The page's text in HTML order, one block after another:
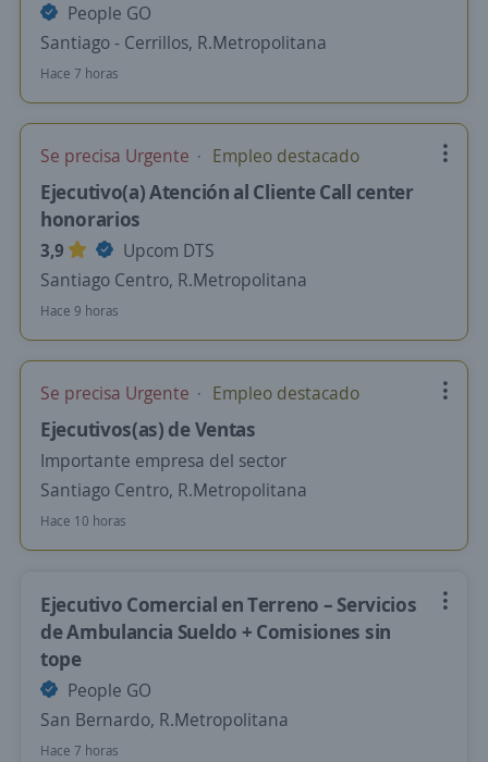
People GO
Santiago - Cerrillos, R.Metropolitana
Hace 7 horas
Se precisa Urgente Empleo destacado
Ejecutivo(a) Atención al Cliente Call center
honorarios
3,9
Upcom DTS
Santiago Centro, R.Metropolitana
Hace 9 horas
Se precisa Urgente Empleo destacado
Ejecutivos(as) de Ventas
Importante empresa del sector
Santiago Centro, R.Metropolitana
Hace 10 horas
Ejecutivo Comercial en Terreno – Servicios
de Ambulancia Sueldo + Comisiones sin
tope
People GO
San Bernardo, R.Metropolitana
Hace 7 horas